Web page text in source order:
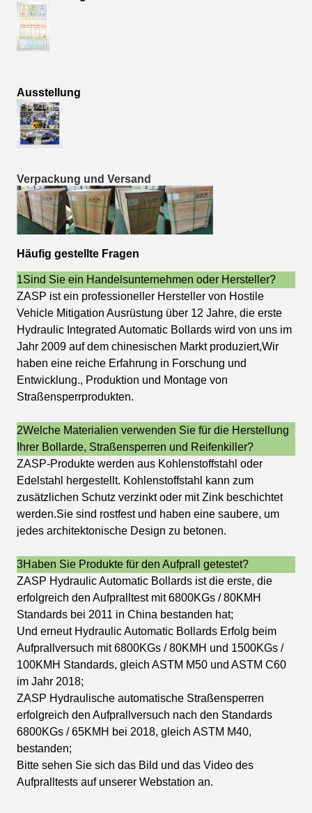
Ausstellung
Verpackung und Versand
Häufig gestellte Fragen
1Sind Sie ein Handelsunternehmen oder Hersteller?
ZASP ist ein professioneller Hersteller von Hostile
Vehicle Mitigation Ausrüstung über 12 Jahre, die erste
Hydraulic Integrated Automatic Bollards wird von uns im
Jahr 2009 auf dem chinesischen Markt produziert,Wir
haben eine reiche Erfahrung in Forschung und
Entwicklung., Produktion und Montage von
Straßensperrprodukten.
2Welche Materialien verwenden Sie für die Herstellung
Ihrer Bollarde, Straßensperren und Reifenkiller?
ZASP-Produkte werden aus Kohlenstoffstahl oder
Edelstahl hergestellt. Kohlenstoffstahl kann zum
zusätzlichen Schutz verzinkt oder mit Zink beschichtet
werden.Sie sind rostfest und haben eine saubere, um
jedes architektonische Design zu betonen.
3Haben Sie Produkte für den Aufprall getestet?
ZASP Hydraulic Automatic Bollards ist die erste, die
erfolgreich den Aufpralltest mit 6800KGs / 80KMH
Standards bei 2011 in China bestanden hat;
Und erneut Hydraulic Automatic Bollards Erfolg beim
Aufprallversuch mit 6800KGs / 80KMH und 1500KGs /
100KMH Standards, gleich ASTM M50 und ASTM C60
im Jahr 2018;
ZASP Hydraulische automatische Straßensperren
erfolgreich den Aufprallversuch nach den Standards
6800KGs / 65KMH bei 2018, gleich ASTM M40,
bestanden;
Bitte sehen Sie sich das Bild und das Video des
Aufpralltests auf unserer Webstation an.